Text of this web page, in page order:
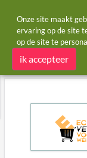
Startpagina Winkels
Onze site maakt
ervaring op de site
op de site te
ik accepteer